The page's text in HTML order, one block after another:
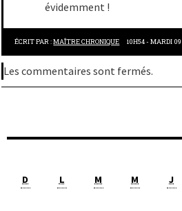
D L M M J
évidemment !
ÉCRIT PAR :MAÎTRE CHRONIQUE 10H54-MARDI 09
Les commentaires sont fermés.